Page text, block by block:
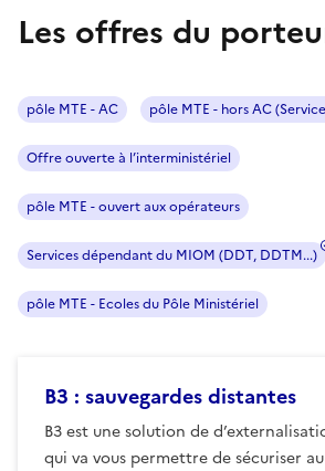
Les offres du
pôle MTE - AC pôle MTE - hors AC
Offre ouverte à l’interministériel
pôle MTE - ouvert aux opérateurs
Services dépendant du MIOM (DDT, DDTM...)
pôle MTE - Ecoles du Pôle Ministériel
B3 : sauvegardes distantes
B3 est une solution de
qui va vous permettre de sécuriser